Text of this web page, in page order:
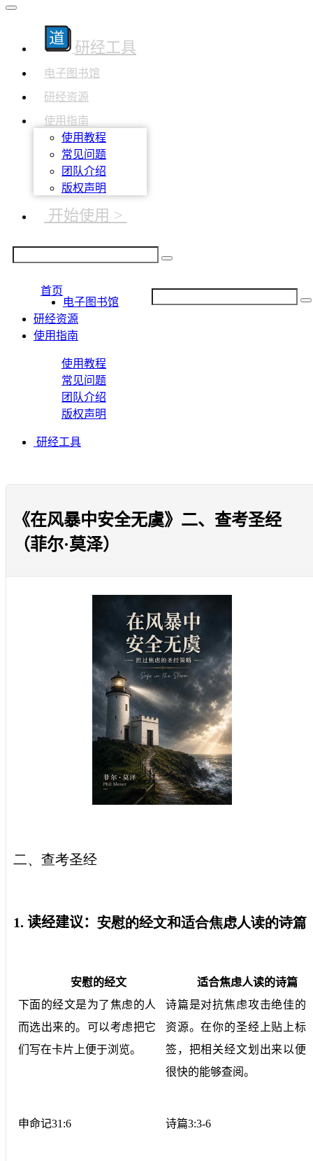
研经工具
电子图书馆
研经资源
使用指南
使用教程
常见问题
团队介绍
版权声明
开始使用 >
首页
电子图书馆
研经资源
使用指南
使用教程
常见问题
团队介绍
版权声明
研经工具
《在风暴中安全无虞》二、查考圣经
（菲尔·莫泽）
二、查考圣经
1. 读经建议： 安慰的经文和适合焦虑人读的诗篇
安慰的经文
适合焦虑人读的诗篇
下面的经文是为了焦虑的人
而选出来的。可以考虑把它
们写在卡片上便于浏览。
诗篇是对抗焦虑攻击绝佳的
资源。在你的圣经上贴上标
签，把相关经文划出来以便
很快的能够查阅。
申命记31:6 诗篇3:3-6